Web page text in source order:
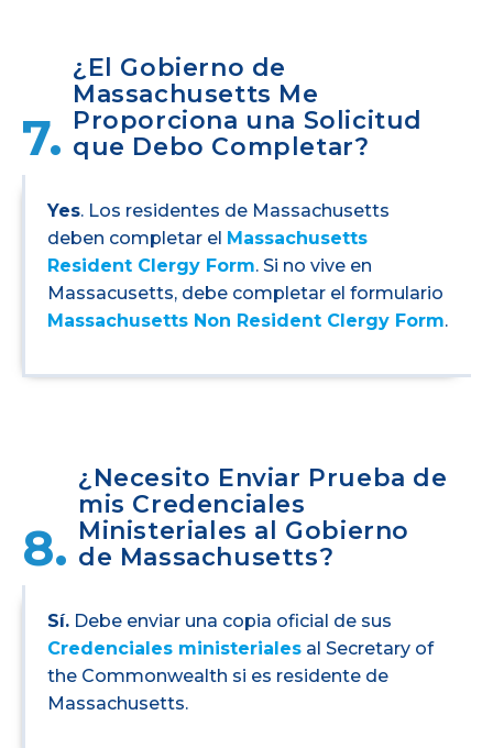
7.
¿El Gobierno de
Massachusetts Me
Proporciona una Solicitud
que Debo Completar?
Yes. Los residentes de Massachusetts
deben completar el Massachusetts
Resident Clergy Form. Si no vive en
Massacusetts, debe completar el formulario
Massachusetts Non Resident Clergy Form.
8.
¿Necesito Enviar Prueba de
mis Credenciales
Ministeriales al Gobierno
de Massachusetts?
Sí. Debe enviar una copia oficial de sus
Credenciales ministeriales al Secretary of
the Commonwealth si es residente de
Massachusetts.